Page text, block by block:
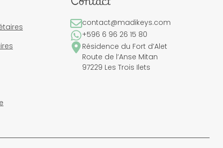
contact@madikeys.com
+596 6 96 26 15 80
Résidence du Fort d’Alet
Route de l’Anse Mitan
97229 Les Trois Ilets